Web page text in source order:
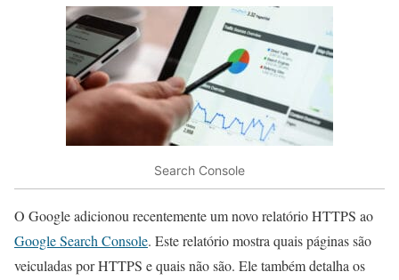
Search Console
O Google adicionou recentemente um novo relatório HTTPS ao
Google Search Console. Este relatório mostra quais páginas são
veiculadas por HTTPS e quais não são. Ele também detalha os